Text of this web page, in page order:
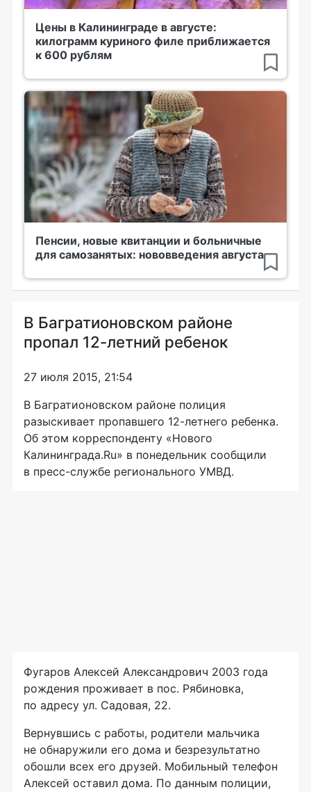
Цены в Калининграде в августе:
килограмм куриного филе приближается
к 600 рублям
Пенсии, новые квитанции и больничные
для самозанятых: нововведения августа
В Багратионовском районе
пропал 12-летний ребенок
27 июля 2015, 21:54
В Багратионовском районе полиция
разыскивает пропавшего 12-летнего ребенка.
Об этом корреспонденту «Нового
Калининграда.Ru» в понедельник сообщили
в пресс-службе регионального УМВД.
Фугаров Алексей Александрович 2003 года
рождения проживает в пос. Рябиновка,
по адресу ул. Садовая, 22.
Вернувшись с работы, родители мальчика
не обнаружили его дома и безрезультатно
обошли всех его друзей. Мобильный телефон
Алексей оставил дома. По данным полиции,